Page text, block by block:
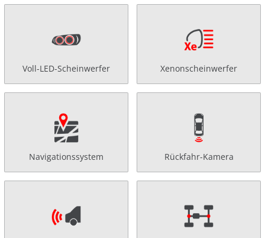
Voll-LED-Scheinwerfer Xenonscheinwerfer
Navigationssystem Rückfahr-Kamera